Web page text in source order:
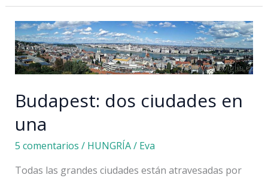
en
Budapest
Budapest: dos ciudades en
una
5 comentarios / HUNGRÍA/ Eva
Todas las grandes ciudades están atravesadas por